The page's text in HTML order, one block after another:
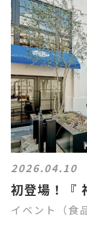
2026.04.10
初登場！『
イベント（食